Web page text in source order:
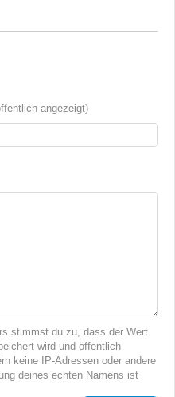
angezeigt)
stimmst du zu, dass der Wert
wird und öffentlich
keine IP-Adressen oder andere
deines echten Namens ist